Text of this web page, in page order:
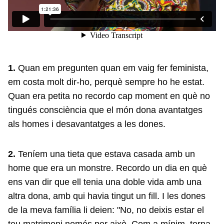
1. Quan em pregunten quan em vaig fer feminista,
em costa molt dir-ho, perquè sempre ho he estat.
Quan era petita no recordo cap moment en què no
tingués consciència que el món dona avantatges
als homes i desavantatges a les dones.
2. Teníem una tieta que estava casada amb un
home que era un monstre. Recordo un dia en què
ens van dir que ell tenia una doble vida amb una
altra dona, amb qui havia tingut un fill. I les dones
de la meva família li deien: "No, no deixis estar el